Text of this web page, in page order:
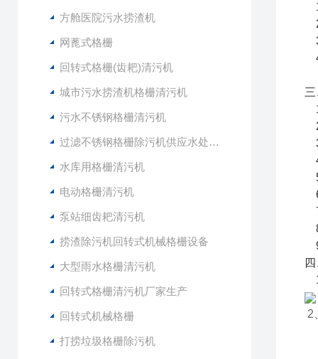
方舱医院污水捞渣机
网蓖式格栅
回转式格栅(齿耙)清污机
城市污水捞渣机格栅清污机
污水不锈钢格栅清污机
过滤不锈钢格栅除污机供应水处理设备
水库用格栅清污机
电动格栅清污机
泵站细齿耙清污机
捞渣除污机回转式机械格栅设备
大型雨水格栅清污机
回转式格栅清污机厂家生产
回转式机械格栅
打捞垃圾格栅除污机
2